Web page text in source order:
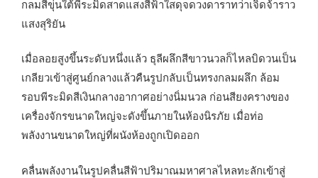
กลมสีขุ่นใต้พีระมิดสาดแสงสีฟ้าใสดุจดวงดาราทว่าเจิดจ้าราว
แสงสุริยัน
เมื่อลอยสูงขึ้นระดับหนึ่งแล้ว ธุลีผลึกสีขาวนวลก็ไหลบิดวนเป็น
เกลียวเข้าสู่ศูนย์กลางแล้วคืนรูปกลับเป็นทรงกลมผลึก ล้อม
รอบพีระมิดสีเงินกลางอากาศอย่างนิ่มนวล ก่อนสียงครางของ
เครื่องจักรขนาดใหญ่จะดังขึ้นภายในห้องนิรภัย เมื่อท่อ
พลังงานขนาดใหญ่ที่ผนังห้องถูกเปิดออก
คลื่นพลังงานในรูปคลื่นสีฟ้าปริมาณมหาศาลไหลทะลักเข้าสู่